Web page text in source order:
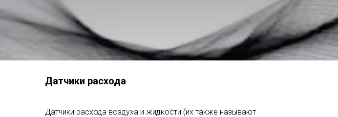
Датчики расхода
Датчики расхода воздуха и жидкости (их также называют